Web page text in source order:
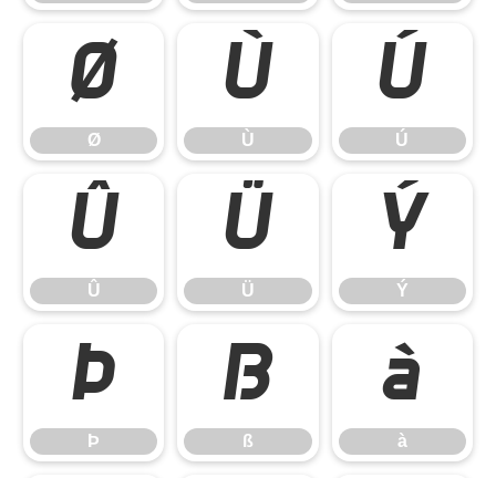
Ø
Ø
Ù
Ù
Ú
Ú
Û
Û
Ü
Ü
Ý
Ý
Þ
Þ
ß
ß
à
à